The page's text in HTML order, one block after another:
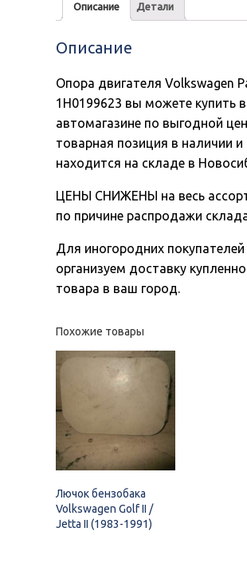
Описание Детали
Описание
Опора двигателя Volkswagen
1H0199623 вы можете купить
автомагазине по выгодной
товарная позиция в наличии и
находится на складе в
ЦЕНЫ СНИЖЕНЫ на весь
по причине распродажи
Для иногородних
организуем доставку
товара в ваш город.
Похожие товары
Лючок бензобака
Volkswagen Golf II /
Jetta II (1983-1991)